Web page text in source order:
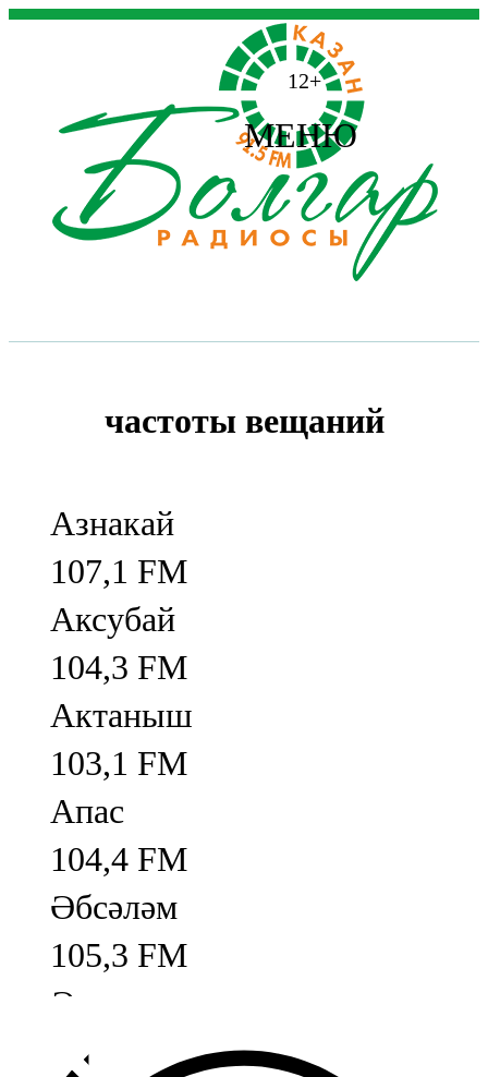
12+
МЕНЮ
частоты вещаний
Азнакай
107,1 FM
Аксубай
104,3 FM
Актаныш
103,1 FM
Апас
104,4 FM
Әбсәләм
105,3 FM
Әлмәт
92,9 FM